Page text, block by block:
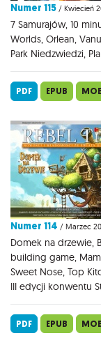
Numer 115 / Kwiecień
7 Samurajów, 10
Worlds, Orlean,
Park Niedzwiedzi,
PDF EPUB
Numer 114 / Marzec
Domek na drzewie,
building game,
Sweet Nose, Top
III edycji konwentu
PDF EPUB